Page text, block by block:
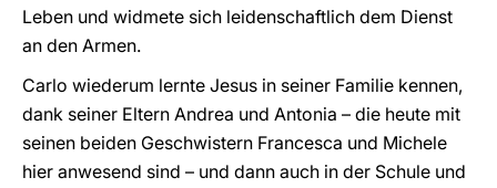
Leben und widmete sich leidenschaftlich dem Dienst
an den Armen.
Carlo wiederum lernte Jesus in seiner Familie kennen,
dank seiner Eltern Andrea und Antonia – die heute mit
seinen beiden Geschwistern Francesca und Michele
hier anwesend sind – und dann auch in der Schule und